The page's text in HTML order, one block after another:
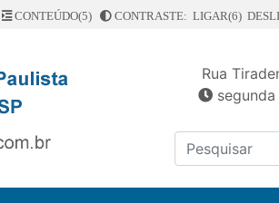
CONTEÚDO(5) CONTRASTE: LIGAR(6)
Rua
segunda